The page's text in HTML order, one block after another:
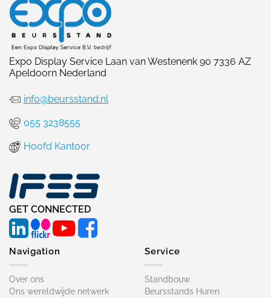
Expo Display Service Laan van Westenenk 90 7336 AZ
Apeldoorn Nederland
info@beursstand.nl
055 3238555
Hoofd Kantoor
GET CONNECTED
Navigation
Over ons
Ons wereldwijde netwerk
Service
Standbouw
Beursstands Huren